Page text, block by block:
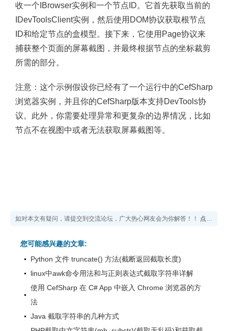
收一个IBrowser实例和一个节点ID。它首先获取当前的
IDevToolsClient实例，然后使用DOM协议获取根节点
ID和给定节点的盒模型。接下来，它使用Page协议来
捕获整个页面的屏幕截图，并最终根据节点的坐标裁剪
所需的部分。
注意：这个示例假设你已经有了一个运行中的CefSharp
浏览器实例，并且你的CefSharp版本支持DevTools协
议。此外，你需要处理异常和更复杂的边界情况，比如
节点不在视图中或者无法获取屏幕截图等。
如对本文有疑问，请提交到交流论坛，广大热心网友会为你解答！！ 点击进入论坛
您可能感兴趣的文章:
Python 文件 truncate() 方法(截断返回截取长度)
linux中awk命令用法和与正则表达式截取字符串详解
使用 CefSharp 在 C# App 中嵌入 Chrome 浏览器的方
法
Java 截取字符串的几种方式